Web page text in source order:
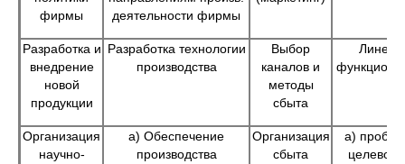
фирмы
деятельности фирмы
Разработка и
внедрение
новой
продукции
Разработка технологии
производства
Выбор
каналов и
методы
сбыта
Организация
научно-
а) Обеспечение
производства
Организация
сбыта
а)
целевое